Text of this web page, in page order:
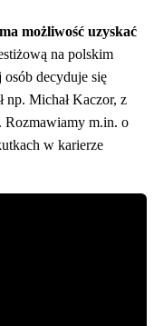
możliwość uzyskać
na polskim
decyduje się
np. Michał Kaczor, z
Rozmawiamy m.in. o
w karierze